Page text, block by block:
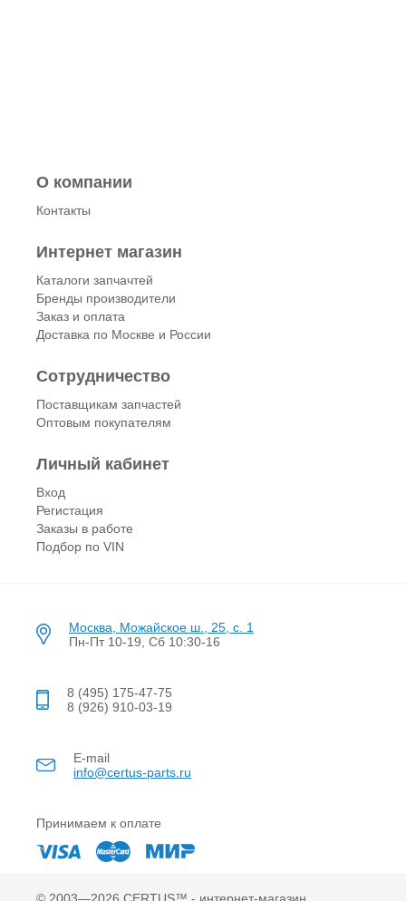
О компании
Контакты
Интернет магазин
Каталоги запчачтей
Бренды производители
Заказ и оплата
Доставка по Москве и России
Сотрудничество
Поставщикам запчастей
Оптовым покупателям
Личный кабинет
Вход
Регистация
Заказы в работе
Подбор по VIN
Москва, Можайское ш., 25, с. 1
Пн-Пт 10-19, Сб 10:30-16
8 (495) 175-47-75
8 (926) 910-03-19
E-mail
info@certus-parts.ru
Принимаем к оплате